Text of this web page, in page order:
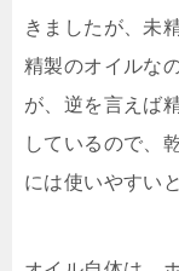
きましたが、未
精製のオイルな
が、逆を言えば
しているので、
には使いやすい